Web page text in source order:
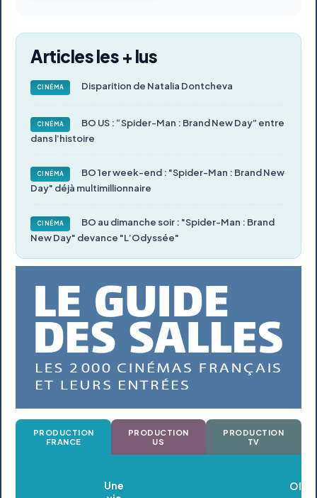
Articles les + lus
CINÉMA Disparition de Natalia Dontcheva
CINÉMA
BO US : “Spider-Man : Brand New Day” entre
dans l’histoire
CINÉMA
BO 1er week-end : "Spider-Man : Brand New
Day" déjà multimillionnaire
CINÉMA
BO au dimanche soir : "Spider-Man : Brand
New Day" devance "L’Odyssée"
PRODUCTION
FRANCE
PRODUCTION
US
PRODUCTION
TV
Oldeupe